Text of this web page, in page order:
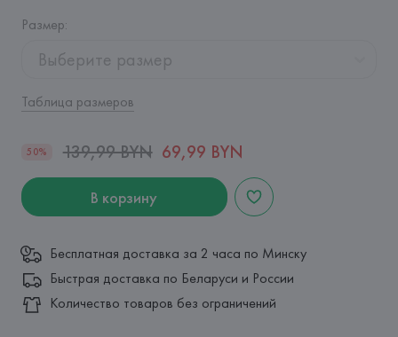
Размер:
Выберите размер
Таблица размеров
50% 139,99 BYN 69,99 BYN
В корзину
Бесплатная доставка за 2 часа по Минску
Быстрая доставка по Беларуси и России
Количество товаров без ограничений